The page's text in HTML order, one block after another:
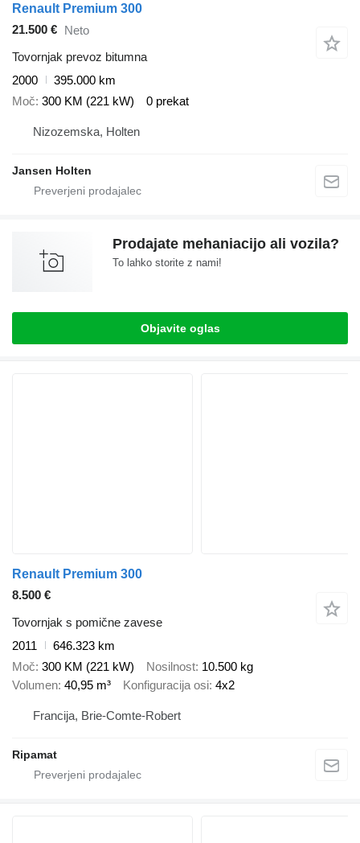
Renault Premium 300
21.500 € Neto
Tovornjak prevoz bitumna
2000
395.000 km
Moč 300 KM (221 kW) 0 prekat
Nizozemska, Holten
Jansen Holten
Prodajate mehaniacijo ali vozila?
To lahko storite z nami!
Objavite oglas
Renault Premium 300
8.500 €
Tovornjak s pomične zavese
2011
646.323 km
Moč 300 KM (221 kW) Nosilnost 10.500 kg
Volumen 40,95 m³ Konfiguracija osi 4x2
Francija, Brie-Comte-Robert
Ripamat